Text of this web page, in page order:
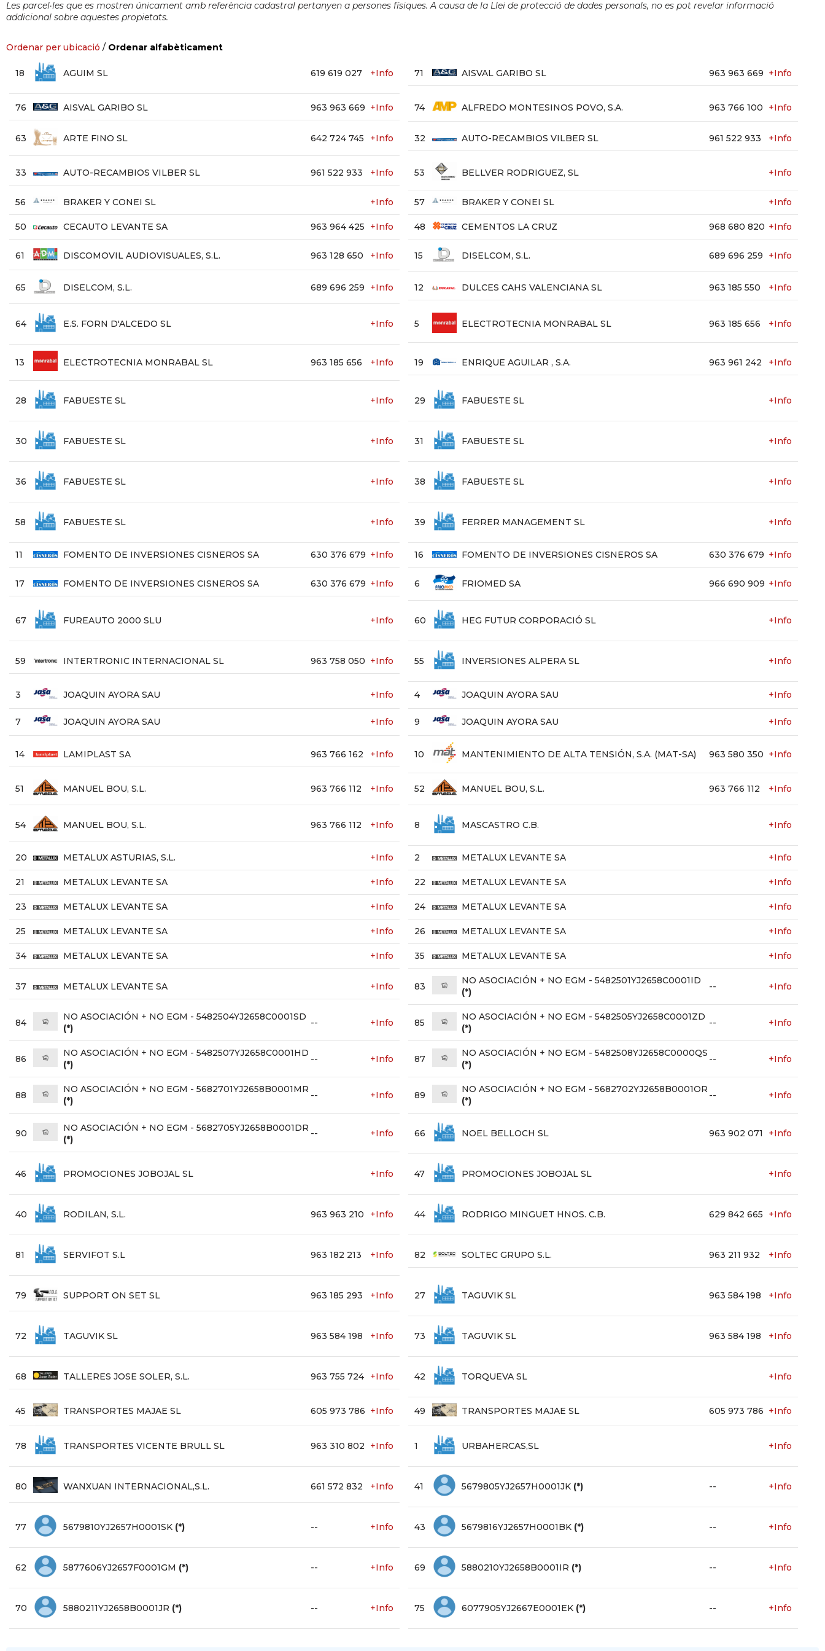
Les parcel·les que es mostren únicament amb referència cadastral pertanyen a persones físiques. A causa de la Llei de protecció de dades personals, no es pot revelar informació
addicional sobre aquestes propietats.
Ordenar per ubicació / Ordenar alfabèticament
18 AGUIM SL 619 619 027 +Info 71 AISVAL GARIBO SL 963 963 669 +Info
76 AISVAL GARIBO SL 963 963 669 +Info 74 ALFREDO MONTESINOS POVO, S.A. 963 766 100 +Info
63 ARTE FINO SL 642 724 745 +Info 32 AUTO-RECAMBIOS VILBER SL 961 522 933 +Info
33 AUTO-RECAMBIOS VILBER SL 961 522 933 +Info 53 BELLVER RODRIGUEZ, SL +Info
56 BRAKER Y CONEI SL +Info 57 BRAKER Y CONEI SL +Info
50 CECAUTO LEVANTE SA 963 964 425 +Info 48 CEMENTOS LA CRUZ 968 680 820 +Info
61 DISCOMOVIL AUDIOVISUALES, S.L. 963 128 650 +Info 15 DISELCOM, S.L. 689 696 259 +Info
65 DISELCOM, S.L. 689 696 259 +Info 12 DULCES CAHS VALENCIANA SL 963 185 550 +Info
64 E.S. FORN D'ALCEDO SL +Info 5 ELECTROTECNIA MONRABAL SL 963 185 656 +Info
13 ELECTROTECNIA MONRABAL SL 963 185 656 +Info 19 ENRIQUE AGUILAR , S.A. 963 961 242 +Info
28 FABUESTE SL +Info 29 FABUESTE SL +Info
30 FABUESTE SL +Info 31 FABUESTE SL +Info
36 FABUESTE SL +Info 38 FABUESTE SL +Info
58 FABUESTE SL +Info 39 FERRER MANAGEMENT SL +Info
11 FOMENTO DE INVERSIONES CISNEROS SA 630 376 679 +Info 16 FOMENTO DE INVERSIONES CISNEROS SA 630 376 679 +Info
17 FOMENTO DE INVERSIONES CISNEROS SA 630 376 679 +Info 6 FRIOMED SA 966 690 909 +Info
67 FUREAUTO 2000 SLU +Info 60 HEG FUTUR CORPORACIÓ SL +Info
59 INTERTRONIC INTERNACIONAL SL 963 758 050 +Info 55 INVERSIONES ALPERA SL +Info
3 JOAQUIN AYORA SAU +Info 4 JOAQUIN AYORA SAU +Info
7 JOAQUIN AYORA SAU +Info 9 JOAQUIN AYORA SAU +Info
14 LAMIPLAST SA 963 766 162 +Info 10 MANTENIMIENTO DE ALTA TENSIÓN, S.A. (MAT-SA) 963 580 350 +Info
51 MANUEL BOU, S.L. 963 766 112 +Info 52 MANUEL BOU, S.L. 963 766 112 +Info
54 MANUEL BOU, S.L. 963 766 112 +Info 8 MASCASTRO C.B. +Info
20 METALUX ASTURIAS, S.L. +Info 2 METALUX LEVANTE SA +Info
21 METALUX LEVANTE SA +Info 22 METALUX LEVANTE SA +Info
23 METALUX LEVANTE SA +Info 24 METALUX LEVANTE SA +Info
25 METALUX LEVANTE SA +Info 26 METALUX LEVANTE SA +Info
34 METALUX LEVANTE SA +Info 35 METALUX LEVANTE SA +Info
37 METALUX LEVANTE SA +Info 83
NO ASOCIACIÓN + NO EGM - 5482501YJ2658C0001ID
(*)
-- +Info
84
NO ASOCIACIÓN + NO EGM - 5482504YJ2658C0001SD
(*)
-- +Info 85
NO ASOCIACIÓN + NO EGM - 5482505YJ2658C0001ZD
(*)
-- +Info
86
NO ASOCIACIÓN + NO EGM - 5482507YJ2658C0001HD
(*)
-- +Info 87
NO ASOCIACIÓN + NO EGM - 5482508YJ2658C0000QS
(*)
-- +Info
88
NO ASOCIACIÓN + NO EGM - 5682701YJ2658B0001MR
(*)
-- +Info 89
NO ASOCIACIÓN + NO EGM - 5682702YJ2658B0001OR
(*)
-- +Info
90
NO ASOCIACIÓN + NO EGM - 5682705YJ2658B0001DR
(*)
-- +Info 66 NOEL BELLOCH SL 963 902 071 +Info
46 PROMOCIONES JOBOJAL SL +Info 47 PROMOCIONES JOBOJAL SL +Info
40 RODILAN, S.L. 963 963 210 +Info 44 RODRIGO MINGUET HNOS. C.B. 629 842 665 +Info
81 SERVIFOT S.L 963 182 213 +Info 82 SOLTEC GRUPO S.L. 963 211 932 +Info
79 SUPPORT ON SET SL 963 185 293 +Info 27 TAGUVIK SL 963 584 198 +Info
72 TAGUVIK SL 963 584 198 +Info 73 TAGUVIK SL 963 584 198 +Info
68 TALLERES JOSE SOLER, S.L. 963 755 724 +Info 42 TORQUEVA SL +Info
45 TRANSPORTES MAJAE SL 605 973 786 +Info 49 TRANSPORTES MAJAE SL 605 973 786 +Info
78 TRANSPORTES VICENTE BRULL SL 963 310 802 +Info 1 URBAHERCAS,SL +Info
80 WANXUAN INTERNACIONAL,S.L. 661 572 832 +Info 41 5679805YJ2657H0001JK (*) -- +Info
77 5679810YJ2657H0001SK (*) -- +Info 43 5679816YJ2657H0001BK (*) -- +Info
62 5877606YJ2657F0001GM (*) -- +Info 69 5880210YJ2658B0001IR (*) -- +Info
70 5880211YJ2658B0001JR (*) -- +Info 75 6077905YJ2667E0001EK (*) -- +Info